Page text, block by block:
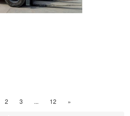
2 3 ... 12 »